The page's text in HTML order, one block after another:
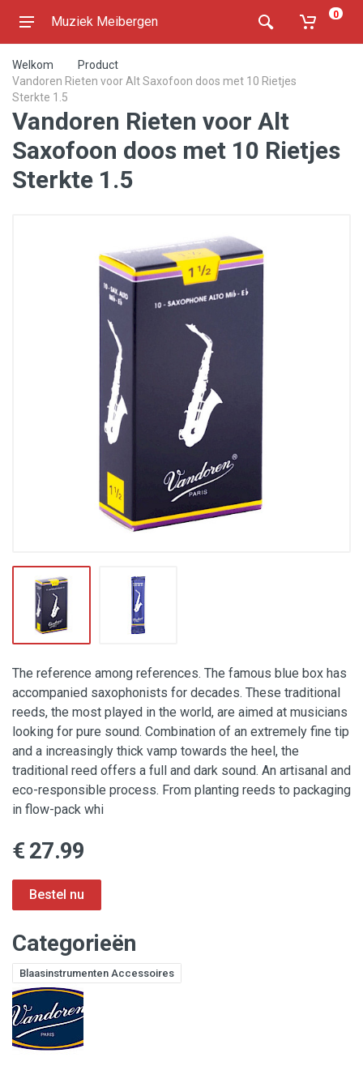
Muziek Meibergen 0
Welkom
Product
Vandoren Rieten voor Alt Saxofoon doos met 10 Rietjes
Sterkte 1.5
Vandoren Rieten voor Alt
Saxofoon doos met 10 Rietjes
Sterkte 1.5
The reference among references. The famous blue box has
accompanied saxophonists for decades. These traditional
reeds, the most played in the world, are aimed at musicians
looking for pure sound. Combination of an extremely fine tip
and a increasingly thick vamp towards the heel, the
traditional reed offers a full and dark sound. An artisanal and
eco-responsible process. From planting reeds to packaging
in flow-pack whi
€ 27.99
Categorieën
Blaasinstrumenten Accessoires